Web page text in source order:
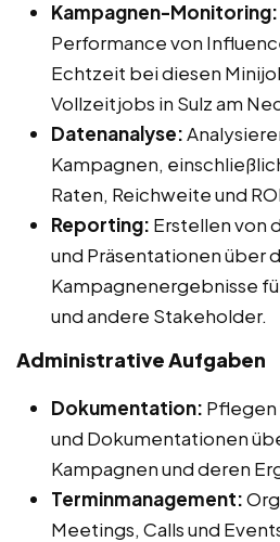
Kampagnen-Monitoring:
Performance von
Echtzeit bei diesen
Vollzeitjobs in Sulz am
Datenanalyse:
Kampagnen,
Raten, Reichweite und
Reporting: Erstellen von
und Präsentationen über
Kampagnenergebnisse
und andere Stakeholder.
Administrative Aufgaben
Dokumentation:
und Dokumentationen
Kampagnen und deren
Terminmanagement:
Meetings, Calls und